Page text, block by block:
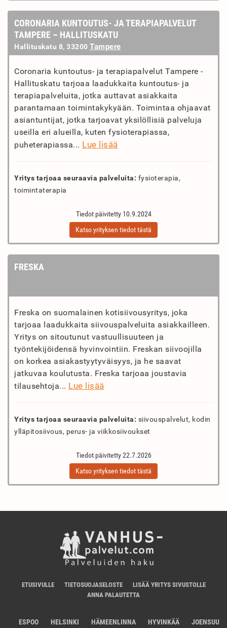
CORONARIA KUNTOUTUS- JA TERAPIAPALVELUT
TAMPERE – HALLITUSKATU
Hallituskatu 8, 33200 Tampere
Coronaria kuntoutus- ja terapiapalvelut Tampere -
Hallituskatu tarjoaa laadukkaita kuntoutus- ja
terapiapalveluita, jotka auttavat asiakkaita
parantamaan toimintakykyään. Toimintaa ohjaavat
asiantuntijat, jotka tarjoavat yksilöllisiä palveluja
useilla eri alueilla, kuten fysioterapiassa,
puheterapiassa... Lue lisää
Yritys tarjoaa seuraavia palveluita: fysioterapia,
toimintaterapia
Tiedot päivitetty 10.9.2024
Katso yrityksen tiedot tästä
FRESKA
Freska on suomalainen kotisiivousyritys, joka
tarjoaa laadukkaita siivouspalveluita asiakkailleen.
Yritys on sitoutunut vastuullisuuteen ja
työntekijöidensä hyvinvointiin. Freskan siivoojilla
on korkea asiakastyytyväisyys, ja he saavat
jatkuvaa koulutusta. Freska tarjoaa joustavia
tilausehtoja... Lue lisää
Yritys tarjoaa seuraavia palveluita: siivouspalvelut, kodin
ylläpitosiivous, perus- ja viikkosiivoukset
Tiedot päivitetty 22.7.2026
Katso yrityksen tiedot tästä
ETUSIVULLE TIETOSUOJASELOSTE
LISÄÄ YRITYS SIVUSTOLLE
ANNA PALAUTETTA
ESPOO HELSINKI HÄMEENLINNA HYVINKÄÄ JOENSUU